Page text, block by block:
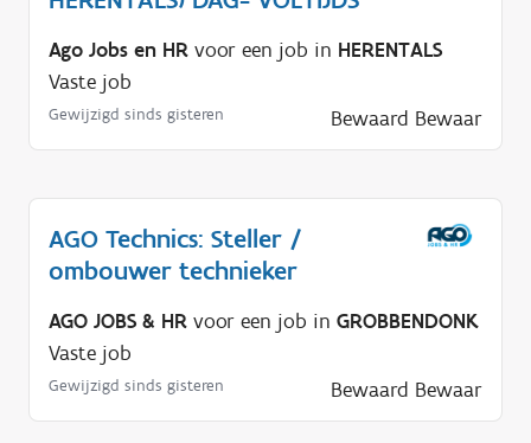
Ago Jobs en HR voor een job in HERENTALS
Vaste job
Gewijzigd sinds gisteren Bewaard Bewaar
AGO Technics: Steller /
ombouwer technieker
AGO JOBS & HR voor een job in GROBBENDONK
Vaste job
Gewijzigd sinds gisteren Bewaard Bewaar